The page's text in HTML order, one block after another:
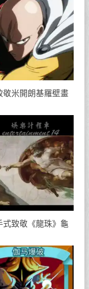
敬米開朗基羅壁畫
式致敬《龍珠》龜